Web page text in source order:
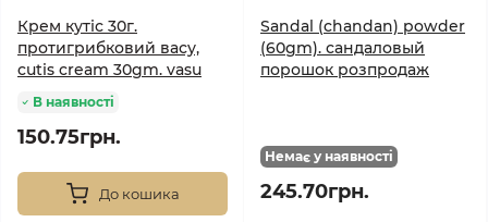
Крем кутіс 30г.
протигрибковий васу,
cutis cream 30gm. vasu
В наявності
150.75грн.
До кошика
Sandal (chandan) powder
(60gm). сандаловый
порошок розпродаж
Немає у наявності
245.70грн.